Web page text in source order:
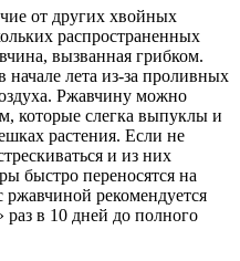
от других хвойных
распространенных
вызванная грибком.
начале лета из-за проливных
Ржавчину можно
которые слегка выпуклы и
растения. Если не
и из них
быстро переносятся на
ржавчиной рекомендуется
в 10 дней до полного